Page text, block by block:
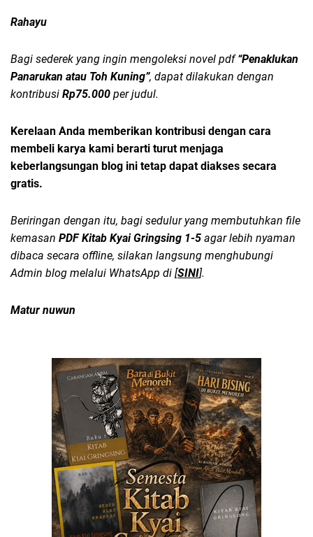
Rahayu
Bagi sederek yang ingin mengoleksi novel pdf“Penaklukan
Panarukan atau Toh Kuning”, dapat dilakukan dengan
kontribusi Rp75.000 per judul.
Kerelaan Anda memberikan kontribusi dengan cara
membeli karya kami berarti turut menjaga
keberlangsungan blog ini tetap dapat diakses secara
gratis.
Beriringan dengan itu, bagi sedulur yang membutuhkan file
kemasan PDF Kitab Kyai Gringsing 1-5 agar lebih nyaman
dibaca secara offline, silakan langsung menghubungi
Admin blog melalui WhatsApp di [SINI].
Matur nuwun